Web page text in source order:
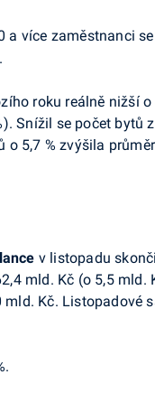
a více zaměstnanci
roku reálně nižší
Snížil se počet bytů
5,7 % zvýšila
v listopadu
mld. Kč (o 5,5
Kč.